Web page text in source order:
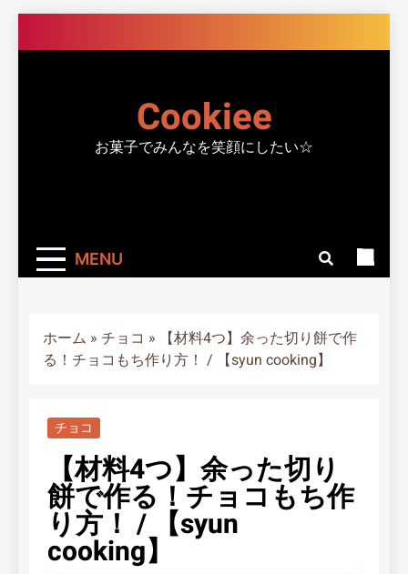
to
Cookiee
お菓子でみんなを笑顔にしたい☆
MENU
ホーム » チョコ »
【材料4つ】余った切り餅で作
る！チョコもち作り方！ / 【syun cooking】
チョコ
【材料4つ】余った切り
餅で作る！チョコもち作
り方！ / 【syun
cooking】